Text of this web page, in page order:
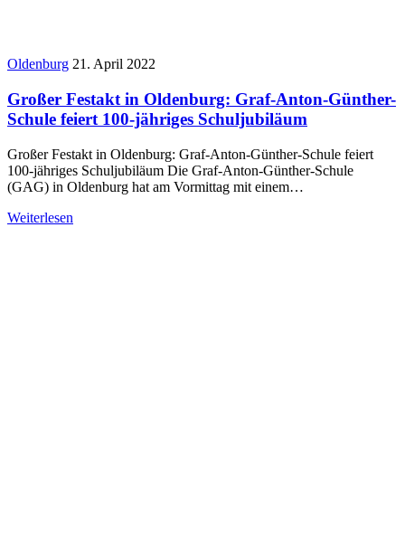
Oldenburg 21. April 2022
Großer Festakt in Oldenburg: Graf-Anton-Günther-
Schule feiert 100-jähriges Schuljubiläum
Großer Festakt in Oldenburg: Graf-Anton-Günther-Schule feiert
100-jähriges Schuljubiläum Die Graf-Anton-Günther-Schule
(GAG) in Oldenburg hat am Vormittag mit einem…
Weiterlesen